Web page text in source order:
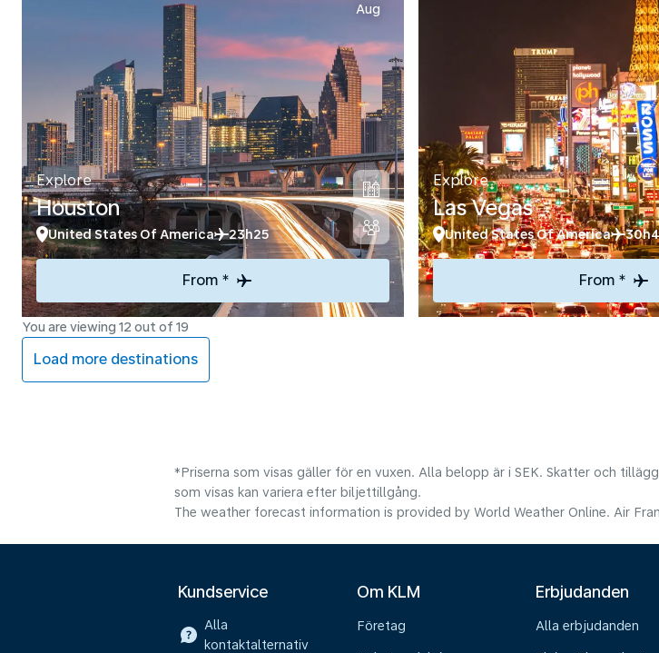
Aug
Explore
Houston
United States Of America 23h25
From *
Explore
Las Vegas
United States Of America
From *
You are viewing 12 out of 19
Load more destinations
*Priserna som visas gäller för en vuxen. Alla belopp är i SEK. Skatter och
som visas kan variera efter biljettillgång.
The weather forecast information is provided by World Weather Online. Air
Kundservice
Alla
kontaktalternativ
Om KLM
Företag
Erbjudanden
Alla erbjudanden